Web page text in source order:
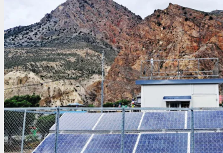
अन्तरिक्ष
यानको
सफल
मिसन
सम्पन्न,
अन्तरिक्ष
केन्द्रबाट
पृथ्वीमा
फिर्ता